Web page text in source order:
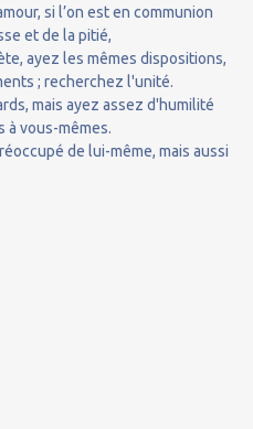
si l’on est en communion
et de la pitié,
ayez les mêmes dispositions,
; recherchez l'unité.
mais ayez assez d'humilité
à vous-mêmes.
de lui-même, mais aussi